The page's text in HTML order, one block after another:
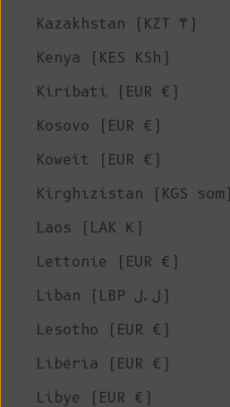
Kazakhstan (KZT ₸)
Kenya (KES KSh)
Kiribati (EUR €)
Kosovo (EUR €)
Koweït (EUR €)
Kirghizistan (KGS som)
Laos (LAK ₭)
Lettonie (EUR €)
Liban (LBP ل.ل)
Lesotho (EUR €)
Libéria (EUR €)
Libye (EUR €)